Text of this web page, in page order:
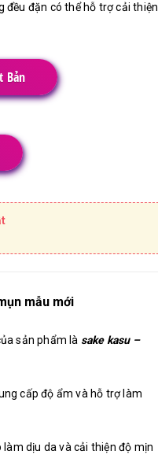
đều đặn có thể hỗ trợ cải thiện
Bản
mẫu mới
sản phẩm là sake kasu –
cấp độ ẩm và hỗ trợ làm
làm dịu da và cải thiện độ mịn